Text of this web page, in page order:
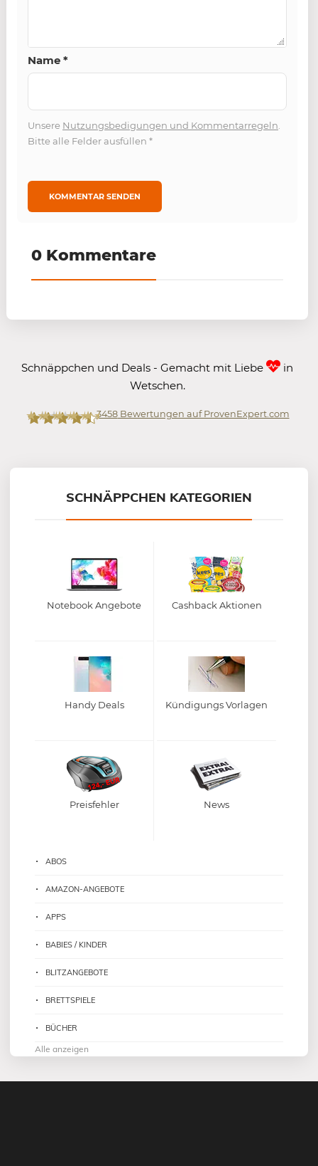
Name *
Unsere Nutzungsbedigungen und Kommentarregeln
Bitte alle Felder ausfüllen *
0 Kommentare
Schnäppchen und Deals - Gemacht mit Liebe
in
Wetschen.
3458Bewertungen auf ProvenExpert.com
SCHNÄPPCHEN KATEGORIEN
Notebook Angebote Cashback Aktionen
Handy Deals Kündigungs Vorlagen
Preisfehler News
ABOS
AMAZON-ANGEBOTE
APPS
BABIES / KINDER
BLITZANGEBOTE
BRETTSPIELE
BÜCHER
Alle anzeigen